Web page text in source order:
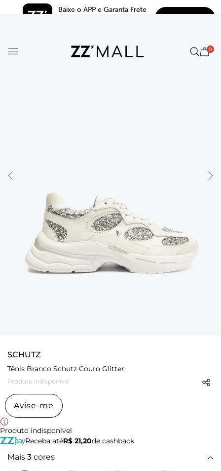
Baixe o APP e Garanta Frete
0
SCHUTZ
Tênis Branco Schutz Couro Glitter
Produto indisponível
Avise-me
Produto indisponível
Receba atéR$ 21,20de cashback
Mais 3 cores